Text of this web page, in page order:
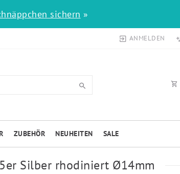
sichern »
ANMELDEN
ZUBEHÖR NEUHEITEN SALE
Silber rhodiniert Ø14mm